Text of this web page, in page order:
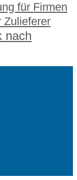
für Firmen
Zulieferer
nach